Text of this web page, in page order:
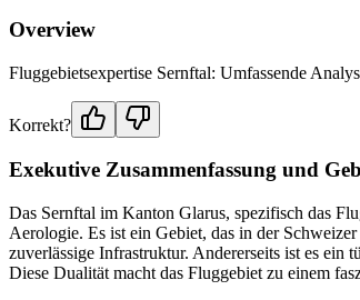
Overview
Fluggebietsexpertise Sernftal: Umfassende
Korrekt?
Exekutive Zusammenfassung und
Das Sernftal im Kanton Glarus, spezifisch das
Aerologie. Es ist ein Gebiet, das in der
zuverlässige Infrastruktur. Andererseits ist es ein
Diese Dualität macht das Fluggebiet zu einem